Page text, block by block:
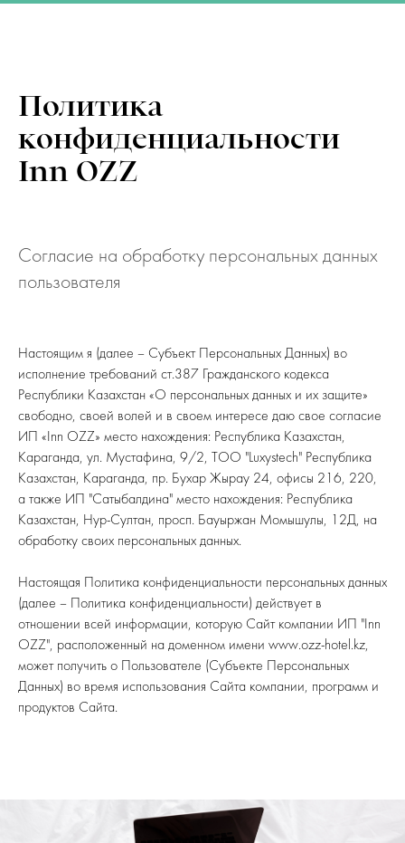
Политика
конфиденциальности
Inn OZZ
Согласие на обработку персональных данных
пользователя
Настоящим я (далее – Субъект Персональных Данных) во
исполнение требований ст.387 Гражданского кодекса
Республики Казахстан «О персональных данных и их защите»
свободно, своей волей и в своем интересе даю свое согласие
ИП «Inn OZZ» место нахождения: Республика Казахстан,
Караганда, ул. Мустафина, 9/2, ТОО "Luxystech" Республика
Казахстан, Караганда, пр. Бухар Жырау 24, офисы 216, 220,
а также ИП "Сатыбалдина" место нахождения: Республика
Казахстан, Нур-Султан, просп. Бауыржан Момышулы, 12Д, на
обработку своих персональных данных.
Настоящая Политика конфиденциальности персональных данных
(далее – Политика конфиденциальности) действует в
отношении всей информации, которую Сайт компании ИП "Inn
OZZ", расположенный на доменном имени www.ozz-hotel.kz,
может получить о Пользователе (Субъекте Персональных
Данных) во время использования Cайта компании, программ и
продуктов Сайта.